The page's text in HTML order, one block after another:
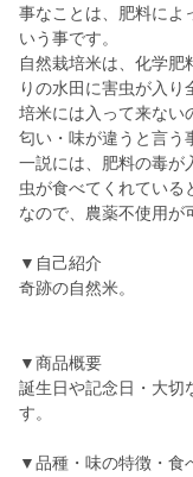
事なことは、肥料によ
いう事です。
自然栽培米は、化学肥
りの水田に害虫が入
培米には入って来ない
匂い・味が違うと言う
一説には、肥料の毒が
虫が食べてくれている
なので、農薬不使用が
▼自己紹介
奇跡の自然米。
▼商品概要
誕生日や記念日・大切
す。
▼品種・味の特徴・食